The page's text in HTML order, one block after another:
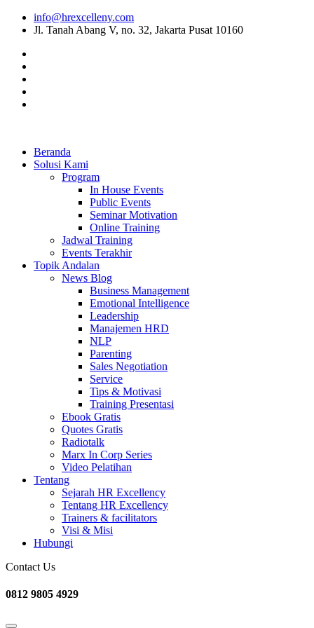
info@hrexcelleny.com
Jl. Tanah Abang V, no. 32, Jakarta Pusat 10160
Beranda
Solusi Kami
Program
In House Events
Public Events
Seminar Motivation
Online Training
Jadwal Training
Events Terakhir
Topik Andalan
News Blog
Business Management
Emotional Intelligence
Leadership
Manajemen HRD
NLP
Parenting
Sales Negotiation
Service
Tips & Motivasi
Training Presentasi
Ebook Gratis
Quotes Gratis
Radiotalk
Marx In Corp Series
Video Pelatihan
Tentang
Sejarah HR Excellency
Tentang HR Excellency
Trainers & facilitators
Visi & Misi
Hubungi
Contact Us
0812 9805 4929